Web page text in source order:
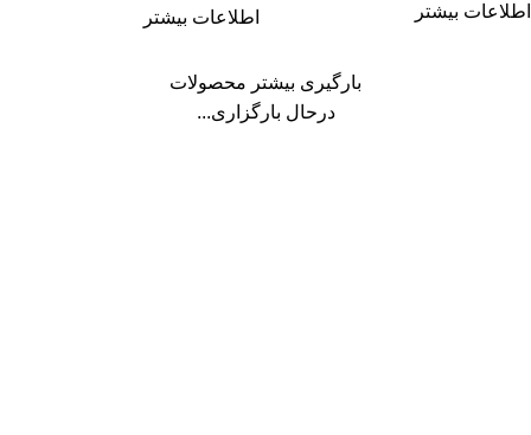
اطلاعات بیشتر
اطلاعات بیشتر
بارگیری بیشتر محصولات
درحال بارگزاری...